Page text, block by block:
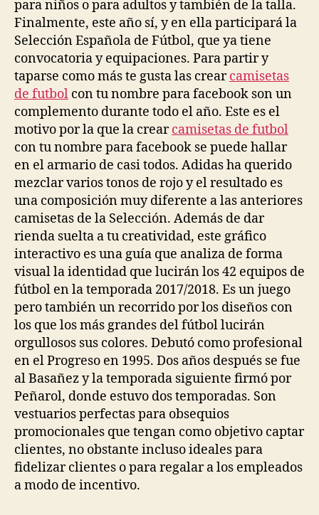
para niños o para adultos y también de la talla.
Finalmente, este año sí, y en ella participará la
Selección Española de Fútbol, que ya tiene
convocatoria y equipaciones. Para partir y
taparse como más te gusta las crearcamisetas
de futbol con tu nombre para facebook son un
complemento durante todo el año. Este es el
motivo por la que la crearcamisetas de futbol
con tu nombre para facebook se puede hallar
en el armario de casi todos. Adidas ha querido
mezclar varios tonos de rojo y el resultado es
una composición muy diferente a las anteriores
camisetas de la Selección. Además de dar
rienda suelta a tu creatividad, este gráfico
interactivo es una guía que analiza de forma
visual la identidad que lucirán los 42 equipos de
fútbol en la temporada 2017/2018. Es un juego
pero también un recorrido por los diseños con
los que los más grandes del fútbol lucirán
orgullosos sus colores. Debutó como profesional
en el Progreso en 1995. Dos años después se fue
al Basañez y la temporada siguiente firmó por
Peñarol, donde estuvo dos temporadas. Son
vestuarios perfectas para obsequios
promocionales que tengan como objetivo captar
clientes, no obstante incluso ideales para
fidelizar clientes o para regalar a los empleados
a modo de incentivo.